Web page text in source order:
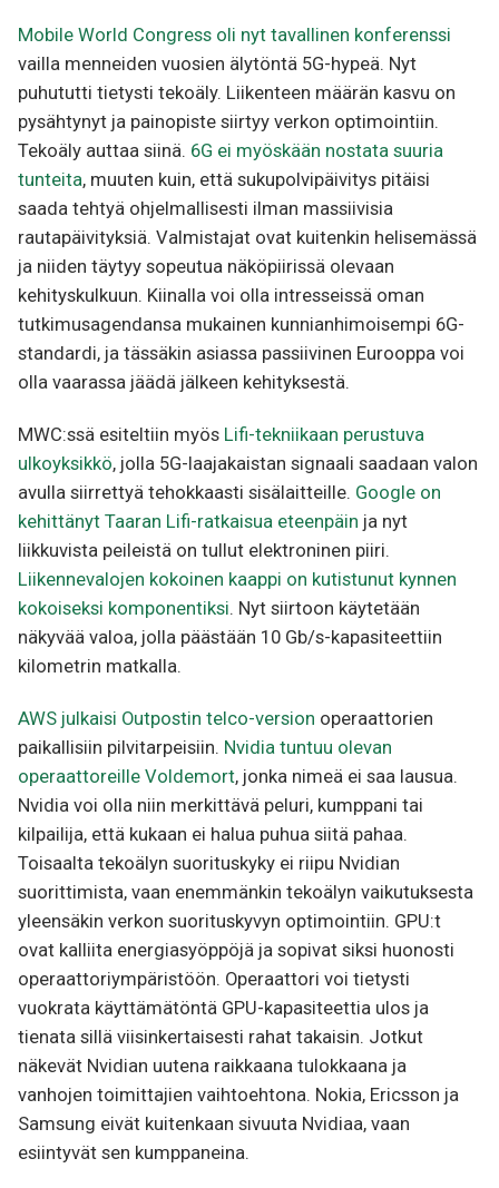
Mobile World Congress oli nyt tavallinen konferenssi
vailla menneiden vuosien älytöntä 5G-hypeä. Nyt
puhututti tietysti tekoäly. Liikenteen määrän kasvu on
pysähtynyt ja painopiste siirtyy verkon optimointiin.
Tekoäly auttaa siinä. 6G ei myöskään nostata suuria
tunteita, muuten kuin, että sukupolvipäivitys pitäisi
saada tehtyä ohjelmallisesti ilman massiivisia
rautapäivityksiä. Valmistajat ovat kuitenkin helisemässä
ja niiden täytyy sopeutua näköpiirissä olevaan
kehityskulkuun. Kiinalla voi olla intresseissä oman
tutkimusagendansa mukainen kunnianhimoisempi 6G-
standardi, ja tässäkin asiassa passiivinen Eurooppa voi
olla vaarassa jäädä jälkeen kehityksestä.
MWC:ssä esiteltiin myös Lifi-tekniikaan perustuva
ulkoyksikkö, jolla 5G-laajakaistan signaali saadaan valon
avulla siirrettyä tehokkaasti sisälaitteille. Google on
kehittänyt Taaran Lifi-ratkaisua eteenpäin ja nyt
liikkuvista peileistä on tullut elektroninen piiri.
Liikennevalojen kokoinen kaappi on kutistunut kynnen
kokoiseksi komponentiksi. Nyt siirtoon käytetään
näkyvää valoa, jolla päästään 10 Gb/s-kapasiteettiin
kilometrin matkalla.
AWS julkaisi Outpostin telco-version operaattorien
paikallisiin pilvitarpeisiin. Nvidia tuntuu olevan
operaattoreille Voldemort, jonka nimeä ei saa lausua.
Nvidia voi olla niin merkittävä peluri, kumppani tai
kilpailija, että kukaan ei halua puhua siitä pahaa.
Toisaalta tekoälyn suorituskyky ei riipu Nvidian
suorittimista, vaan enemmänkin tekoälyn vaikutuksesta
yleensäkin verkon suorituskyvyn optimointiin. GPU:t
ovat kalliita energiasyöppöjä ja sopivat siksi huonosti
operaattoriympäristöön. Operaattori voi tietysti
vuokrata käyttämätöntä GPU-kapasiteettia ulos ja
tienata sillä viisinkertaisesti rahat takaisin. Jotkut
näkevät Nvidian uutena raikkaana tulokkaana ja
vanhojen toimittajien vaihtoehtona. Nokia, Ericsson ja
Samsung eivät kuitenkaan sivuuta Nvidiaa, vaan
esiintyvät sen kumppaneina.